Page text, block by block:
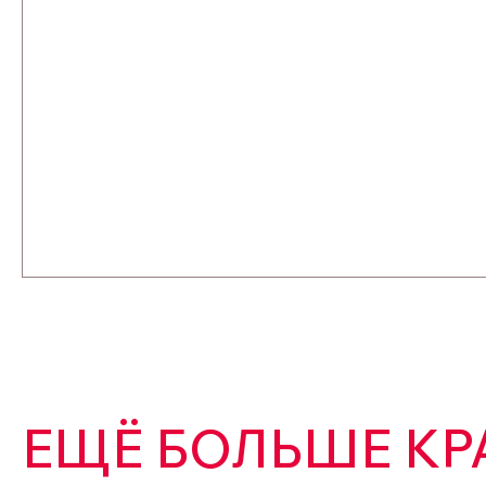
ЕЩЁ БОЛЬШЕ